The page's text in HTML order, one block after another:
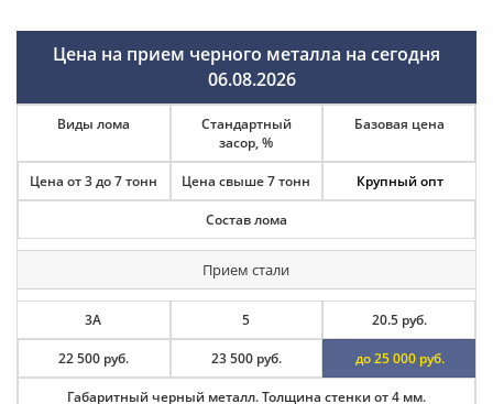
Цена на прием черного металла на сегодня
06.08.2026
Виды лома
Состав лома
Стандартный
засор, %
Базовая цена
Цена от 3 до 7 тонн Цена свыше 7 тонн Крупный опт
Прием стали
3А
Габаритный черный металл. Толщина стенки от 4 мм.
5 20.5 руб.
22 500 руб. 23 500 руб. до 25 000 руб.